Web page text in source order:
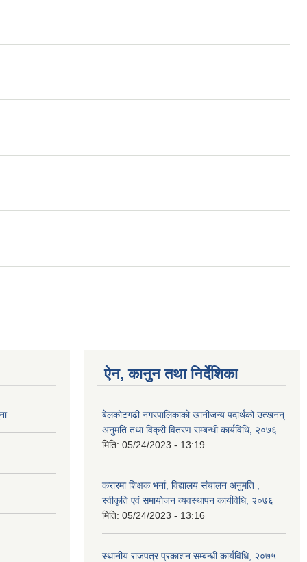
ऐन, कानुन तथा निर्देशिका
बेलकोटगढी नगरपालिकाको खानीजन्य पदार्थको उत्खनन्
अनुमति तथा विक्री वितरण सम्बन्धी कार्यविधि, २०७६
मिति: 05/24/2023 - 13:19
करारमा शिक्षक भर्ना, विद्यालय संचालन अनुमति ,
स्वीकृति एवं समायोजन व्यवस्थापन कार्यविधि, २०७६
मिति: 05/24/2023 - 13:16
स्थानीय राजपत्र प्रकाशन सम्बन्धी कार्यविधि, २०७५